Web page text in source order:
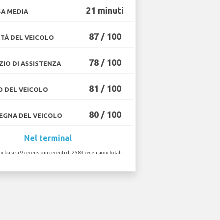
MEDIA 21 minuti
DEL VEICOLO 87 / 100
DI ASSISTENZA 78 / 100
DEL VEICOLO 81 / 100
DEL VEICOLO 80 / 100
Nel terminal
base a 9 recensioni recenti di 2583 recensioni totali.